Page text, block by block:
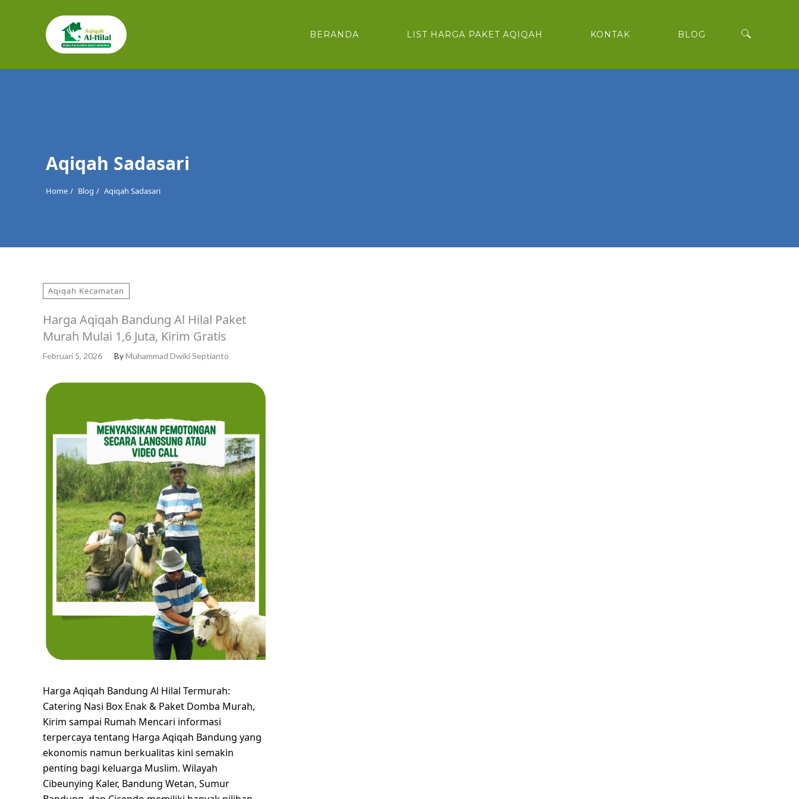
BERANDA LIST HARGA PAKET AQIQAH KONTAK BLOG
Cari
Aqiqah Sadasari
Home Blog Aqiqah Sadasari
Aqiqah Kecamatan
Harga Aqiqah Bandung Al Hilal Paket
Murah Mulai 1,6 Juta, Kirim Gratis
Februari 5, 2026 ByMuhammad Dwiki Septianto
Harga Aqiqah Bandung Al Hilal Termurah:
Catering Nasi Box Enak & Paket Domba Murah,
Kirim sampai Rumah Mencari informasi
terpercaya tentang Harga Aqiqah Bandung yang
ekonomis namun berkualitas kini semakin
penting bagi keluarga Muslim. Wilayah
Cibeunying Kaler, Bandung Wetan, Sumur